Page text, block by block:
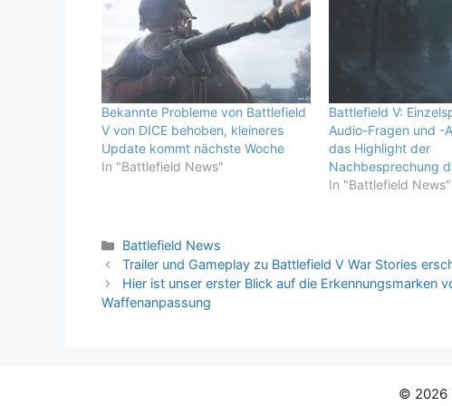
Bekannte Probleme von Battlefield
V von DICE behoben, kleineres
Update kommt nächste Woche
In "Battlefield News"
Battlefield V:
Audio-Fragen und -
das Highlight der
Nachbesprechung
In "Battlefield News"
Kategorien
Battlefield News
Trailer und Gameplay zu Battlefield V War Stories
Hier ist unser erster Blick auf die Erkennungsmarken
Waffenanpassung
© 2026